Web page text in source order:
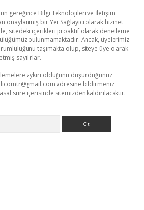
gereğince Bilgi Teknolojileri ve İletişim
onaylanmış bir Yer Sağlayıcı olarak hizmet
sitedeki içerikleri proaktif olarak denetleme
bulunmamaktadır. Ancak, üyelerimiz
taşımakta olup, siteye üye olarak
sayılırlar.
aykırı olduğunu düşündüğünüz
adresine bildirmeniz
süre içerisinde sitemizden kaldırılacaktır.